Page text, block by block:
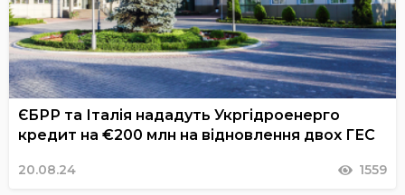
ЄБРР та Італія нададуть Укргідроенерго
кредит на €200 млн на відновлення двох ГЕС
20.08.24 1559